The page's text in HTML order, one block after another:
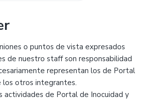
o puntos de vista expresados
de nuestro staff son responsabilidad
representan los de Portal
los otros integrantes.
actividades de Portal de Inocuidad y